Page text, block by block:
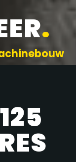
.